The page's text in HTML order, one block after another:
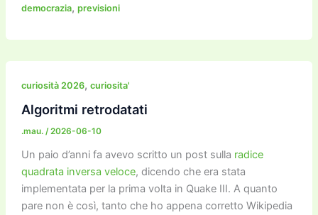
c
e
b
o
o
k
itt
er
ai
l
l
o
d
gr
a
y
Li
e
dI
di
vi
democrazia, previsioni
curiosità 2026, curiosita'
Algoritmi retrodatati
.mau. /2026-06-10
Un paio d’anni fa avevo scritto un post sulla radice
quadrata inversa veloce, dicendo che era stata
implementata per la prima volta in Quake III. A quanto
pare non è così, tanto che ho appena corretto Wikipedia